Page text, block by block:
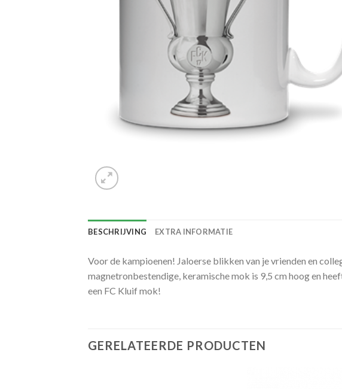
BESCHRIJVING EXTRA INFORMATIE
Voor de kampioenen! Jaloerse blikken van je vrienden en
magnetronbestendige, keramische mok is 9,5 cm hoog en
een FC Kluif mok!
GERELATEERDE PRODUCTEN